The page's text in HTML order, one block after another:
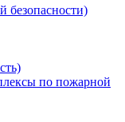
безопасности)
по пожарной